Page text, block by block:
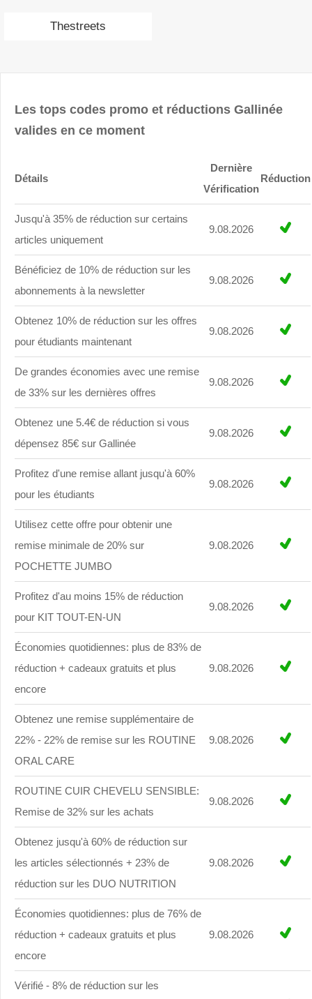
Thestreets
Les tops codes promo et réductions Gallinée
valides en ce moment
Détails
Dernière
Vérification
Réduction
Jusqu'à 35% de réduction sur certains
articles uniquement
9.08.2026
Bénéficiez de 10% de réduction sur les
abonnements à la newsletter
9.08.2026
Obtenez 10% de réduction sur les offres
pour étudiants maintenant
9.08.2026
De grandes économies avec une remise
de 33% sur les dernières offres
9.08.2026
Obtenez une 5.4€ de réduction si vous
dépensez 85€ sur Gallinée
9.08.2026
Profitez d'une remise allant jusqu'à 60%
pour les étudiants
9.08.2026
Utilisez cette offre pour obtenir une
remise minimale de 20% sur
POCHETTE JUMBO
9.08.2026
Profitez d'au moins 15% de réduction
pour KIT TOUT-EN-UN
9.08.2026
Économies quotidiennes: plus de 83% de
réduction + cadeaux gratuits et plus
encore
9.08.2026
Obtenez une remise supplémentaire de
22% - 22% de remise sur les ROUTINE
ORAL CARE
9.08.2026
ROUTINE CUIR CHEVELU SENSIBLE:
Remise de 32% sur les achats
9.08.2026
Obtenez jusqu'à 60% de réduction sur
les articles sélectionnés + 23% de
réduction sur les DUO NUTRITION
9.08.2026
Économies quotidiennes: plus de 76% de
réduction + cadeaux gratuits et plus
encore
9.08.2026
Vérifié - 8% de réduction sur les